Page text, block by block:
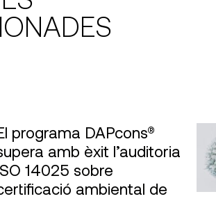
programa DAPcons®
amb èxit l’auditoria
14025 sobre
ambiental de